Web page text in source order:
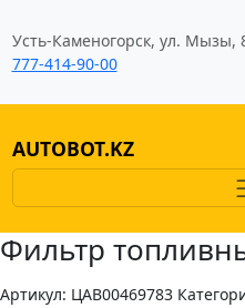
Усть-Каменогорск, ул. Мызы,
777-414-90-00
AUTOBOT.KZ
Фильтр
Артикул: ЦAB00469783